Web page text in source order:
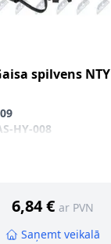
spilvens NTY
HY-008
6,84 € ar PVN
Saņemt veikalā